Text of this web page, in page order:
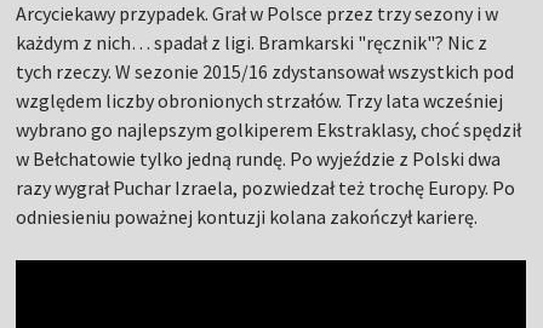
Arcyciekawy przypadek. Grał w Polsce przez trzy sezony i w
każdym z nich… spadał z ligi. Bramkarski "ręcznik"? Nic z
tych rzeczy. W sezonie 2015/16 zdystansował wszystkich pod
względem liczby obronionych strzałów. Trzy lata wcześniej
wybrano go najlepszym golkiperem Ekstraklasy, choć spędził
w Bełchatowie tylko jedną rundę. Po wyjeździe z Polski dwa
razy wygrał Puchar Izraela, pozwiedzał też trochę Europy. Po
odniesieniu poważnej kontuzji kolana zakończył karierę.